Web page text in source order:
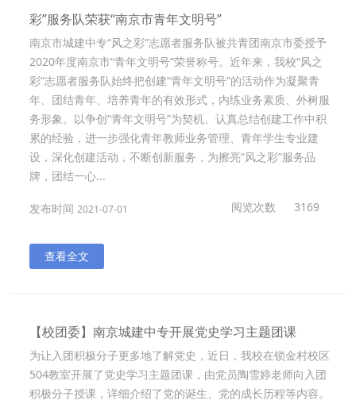
彩”服务队荣获“南京市青年文明号”
南京市城建中专“风之彩”志愿者服务队被共青团南京市委授予
2020年度南京市“青年文明号”荣誉称号。近年来，我校“风之
彩”志愿者服务队始终把创建“青年文明号”的活动作为凝聚青
年、团结青年、培养青年的有效形式，内练业务素质、外树服
务形象。以争创“青年文明号”为契机、认真总结创建工作中积
累的经验，进一步强化青年教师业务管理、青年学生专业建
设，深化创建活动，不断创新服务，为擦亮“风之彩”服务品
牌，团结一心...
发布时间 2021-07-01 阅览次数 3169
查看全文
【校团委】南京城建中专开展党史学习主题团课
为让入团积极分子更多地了解党史，近日，我校在锁金村校区
504教室开展了党史学习主题团课，由党员陶雪婷老师向入团
积极分子授课，详细介绍了党的诞生、党的成长历程等内容。